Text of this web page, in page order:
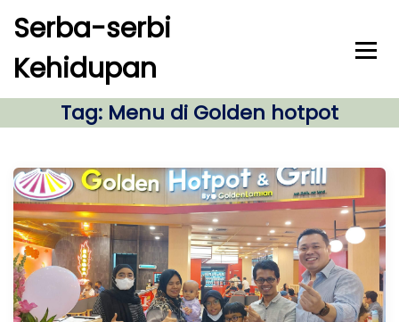
c
Serba-serbi
Kehidupan
Tag: Menu di Golden hotpot